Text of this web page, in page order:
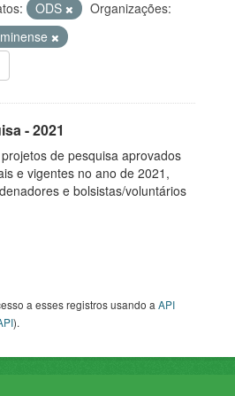
ODS
Organizações:
- 2021
de pesquisa aprovados
e vigentes no ano de 2021,
e bolsistas/voluntários
a esses registros usando aAPI
).